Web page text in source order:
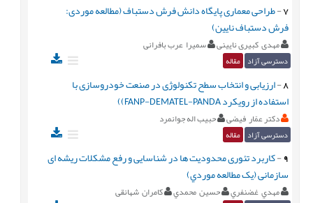
7
-طراحی معماری پایگاه دانش فرش دستباف (مطالعه موردی:
فرش دستباف نایین)
مهدی کبیری نایینی سمیرا عرب بافرانی
دسترسی آزاد مقاله
8
-ارزیابی و انتخاب سطح تکنولوژی در صنعت خودروسازی با
استفاده از رویکرد FANP-DEMATEL-PANDA))
دکتر عمّار فیضی حبیب اله جوانمرد
دسترسی آزاد مقاله
9
-کاربرد تئوری محدودیت ها در شناسایی و رفع مشکلات ریشه ای
سازمانی (يک مطالعه موردي)
مهدي غضنفري حسين محمدي کامران شهانقی